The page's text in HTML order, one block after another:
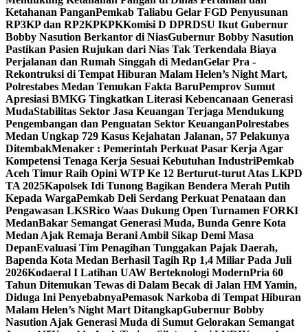
Ketahanan PanganPemkab Taliabu Gelar FGD Penyusunan
RP3KP dan RP2KPKPKKomisi D DPRDSU Ikut Gubernur
Bobby Nasution Berkantor di NiasGubernur Bobby Nasution
Pastikan Pasien Rujukan dari Nias Tak Terkendala Biaya
Perjalanan dan Rumah Singgah di MedanGelar Pra -
Rekontruksi di Tempat Hiburan Malam Helen’s Night Mart,
Polrestabes Medan Temukan Fakta BaruPemprov Sumut
Apresiasi BMKG Tingkatkan Literasi Kebencanaan Generasi
MudaStabilitas Sektor Jasa Keuangan Terjaga Mendukung
Pengembangan dan Penguatan Sektor KeuanganPolrestabes
Medan Ungkap 729 Kasus Kejahatan Jalanan, 57 Pelakunya
DitembakMenaker : Pemerintah Perkuat Pasar Kerja Agar
Kompetensi Tenaga Kerja Sesuai Kebutuhan IndustriPemkab
Aceh Timur Raih Opini WTP Ke 12 Berturut-turut Atas LKPD
TA 2025Kapolsek Idi Tunong Bagikan Bendera Merah Putih
Kepada WargaPemkab Deli Serdang Perkuat Penataan dan
Pengawasan LKSRico Waas Dukung Open Turnamen FORKI
MedanBakar Semangat Generasi Muda, Bunda Genre Kota
Medan Ajak Remaja Berani Ambil Sikap Demi Masa
DepanEvaluasi Tim Penagihan Tunggakan Pajak Daerah,
Bapenda Kota Medan Berhasil Tagih Rp 1,4 Miliar Pada Juli
2026Kodaeral I Latihan UAW Berteknologi ModernPria 60
Tahun Ditemukan Tewas di Dalam Becak di Jalan HM Yamin,
Diduga Ini PenyebabnyaPemasok Narkoba di Tempat Hiburan
Malam Helen’s Night Mart DitangkapGubernur Bobby
Nasution Ajak Generasi Muda di Sumut Gelorakan Semangat